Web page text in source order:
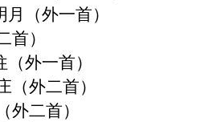
月（外一首）
首）
外一首）
（外二首）
外二首）